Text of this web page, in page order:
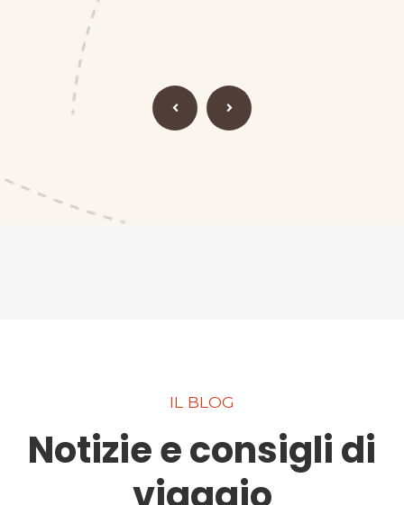
IL BLOG
Notizie e consigli di